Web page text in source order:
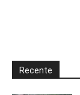
Recente